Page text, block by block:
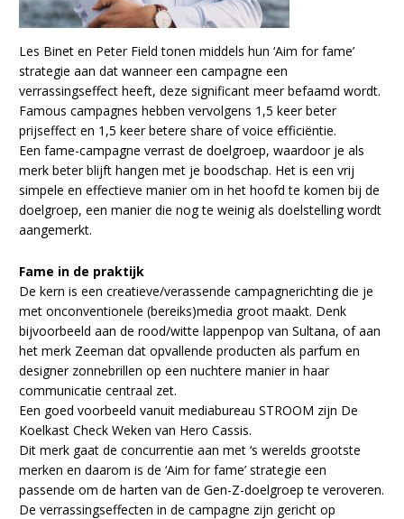
Les Binet en Peter Field tonen middels hun ‘Aim for fame’
strategie aan dat wanneer een campagne een
verrassingseffect heeft, deze significant meer befaamd wordt.
Famous campagnes hebben vervolgens 1,5 keer beter
prijseffect en 1,5 keer betere share of voice efficiëntie.
Een fame-campagne verrast de doelgroep, waardoor je als
merk beter blijft hangen met je boodschap. Het is een vrij
simpele en effectieve manier om in het hoofd te komen bij de
doelgroep, een manier die nog te weinig als doelstelling wordt
aangemerkt.
Fame in de praktijk
De kern is een creatieve/verassende campagnerichting die je
met onconventionele (bereiks)media groot maakt. Denk
bijvoorbeeld aan de rood/witte lappenpop van Sultana, of aan
het merk Zeeman dat opvallende producten als parfum en
designer zonnebrillen op een nuchtere manier in haar
communicatie centraal zet.
Een goed voorbeeld vanuit mediabureau STROOM zijn De
Koelkast Check Weken van Hero Cassis.
Dit merk gaat de concurrentie aan met ‘s werelds grootste
merken en daarom is de ‘Aim for fame’ strategie een
passende om de harten van de Gen-Z-doelgroep te veroveren.
De verrassingseffecten in de campagne zijn gericht op